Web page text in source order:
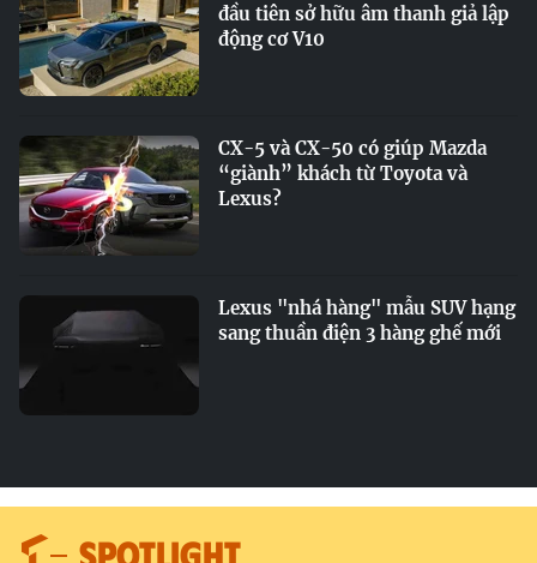
đầu tiên sở hữu âm thanh giả lập
động cơ V10
CX-5 và CX-50 có giúp Mazda
“giành” khách từ Toyota và
Lexus?
Lexus "nhá hàng" mẫu SUV hạng
sang thuần điện 3 hàng ghế mới
SPOTLIGHT